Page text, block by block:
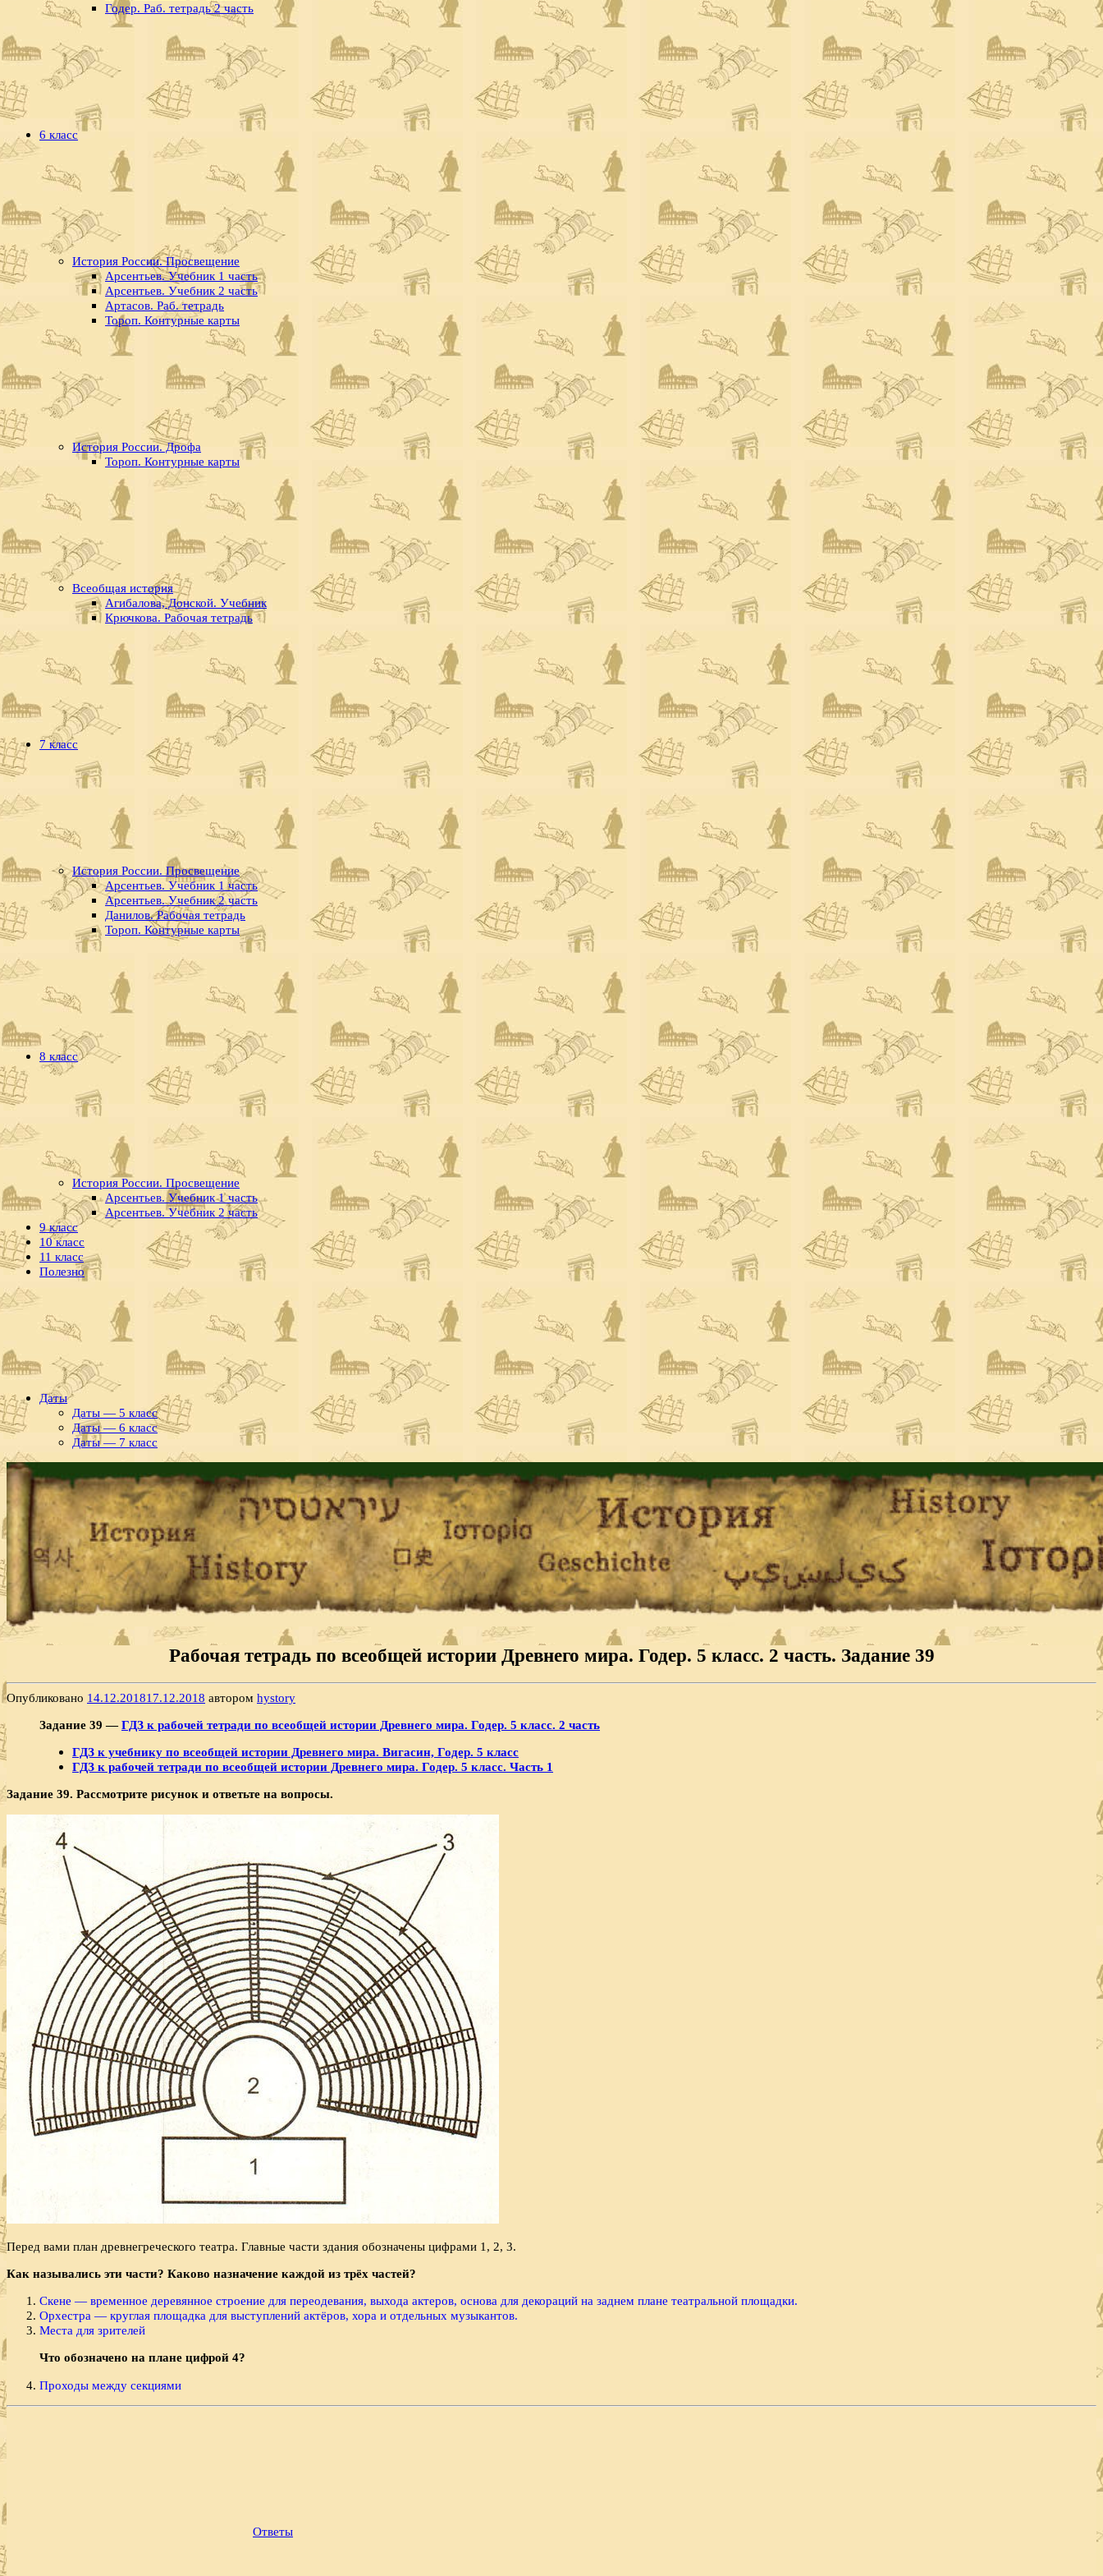
Годер. Раб. тетрадь 2 часть
6 класс
История России. Просвещение
Арсентьев. Учебник 1 часть
Арсентьев. Учебник 2 часть
Артасов. Раб. тетрадь
Тороп. Контурные карты
История России. Дрофа
Тороп. Контурные карты
Всеобщая история
Агибалова, Донской. Учебник
Крючкова. Рабочая тетрадь
7 класс
История России. Просвещение
Арсентьев. Учебник 1 часть
Арсентьев. Учебник 2 часть
Данилов. Рабочая тетрадь
Тороп. Контурные карты
8 класс
История России. Просвещение
Арсентьев. Учебник 1 часть
Арсентьев. Учебник 2 часть
9 класс
10 класс
11 класс
Полезно
Даты
Даты — 5 класс
Даты — 6 класс
Даты — 7 класс
Рабочая тетрадь по всеобщей истории Древнего мира. Годер. 5 класс. 2 часть. Задание 39
Опубликовано 14.12.201817.12.2018 автором hystory
Задание 39 —ГДЗ к рабочей тетради по всеобщей истории Древнего мира. Годер. 5 класс. 2 часть
ГДЗ к учебнику по всеобщей истории Древнего мира. Вигасин, Годер. 5 класс
ГДЗ к рабочей тетради по всеобщей истории Древнего мира. Годер. 5 класс. Часть 1
Задание 39. Рассмотрите рисунок и ответьте на во­просы.
Перед вами план древнегреческого театра. Главные ча­сти здания обозначены цифрами 1, 2, 3.
Как назывались эти части? Каково назначение каждой из трёх частей?
Скене — временное деревянное строение для переодевания, выхода актеров, основа для декораций на заднем плане театральной площадки.
Орхестра — круглая площадка для выступлений актёров, хора и отдельных музыкантов.
Места для зрителей
Что обозначено на плане цифрой 4?
Проходы между секциями
Ответы